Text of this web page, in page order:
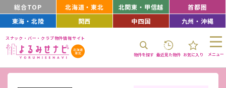
総合TOP 北海道・東北 北関東・甲信越
首都圏
東海・北陸
関西 中四国 九州・沖縄
スナック・バー・クラブ物件情報サイト
物件を探す 最近見た物件 お気に入り メニュー